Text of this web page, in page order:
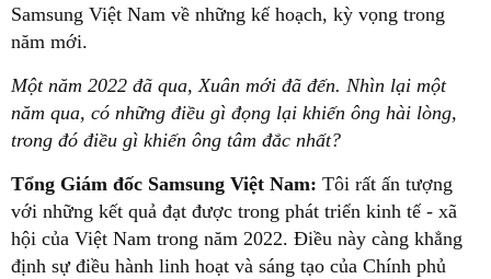
Samsung Việt Nam về những kế hoạch, kỳ vọng trong
năm mới.
Một năm 2022 đã qua, Xuân mới đã đến. Nhìn lại một
năm qua, có những điều gì đọng lại khiến ông hài lòng,
trong đó điều gì khiến ông tâm đắc nhất?
Tổng Giám đốc Samsung Việt Nam: Tôi rất ấn tượng
với những kết quả đạt được trong phát triển kinh tế - xã
hội của Việt Nam trong năm 2022. Điều này càng khẳng
định sự điều hành linh hoạt và sáng tạo của Chính phủ